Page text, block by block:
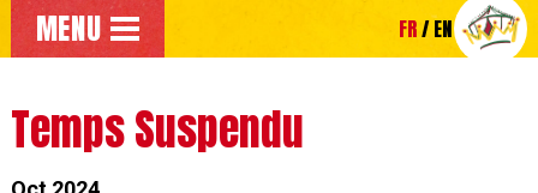
Aller au menu principal
Accéder directement au contenu principal de la page
MENU FR EN
Temps Suspendu